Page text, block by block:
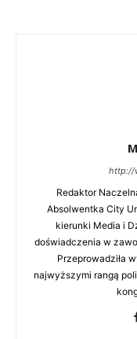
http://
Redaktor
Absolwentka City
kierunki Media i
doświadczenia w
Przeprowadziła
najwyższymi rangą